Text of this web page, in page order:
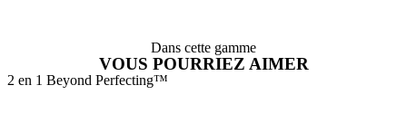
Dans cette gamme
VOUS POURRIEZ AIMER
2 en 1 Beyond Perfecting™